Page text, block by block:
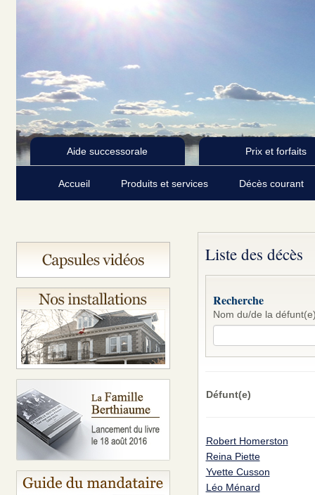
Aide successorale Prix et forfaits
Accueil Produits et services Décès courant
Liste des décès
Recherche
Nom du/de la
Défunt(e)
Robert Homerston
Reina Piette
Yvette Cusson
Léo Ménard